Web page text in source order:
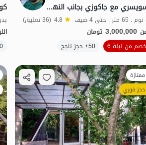
كوخ سويسري مع جاكوزي بجانب النهر في بابولكنار
4.8 (36 تعليق)
3,000,000 تومان
50+ حجز ناجح
ممتازة
حجز فوري